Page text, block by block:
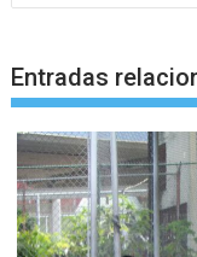
Entradas